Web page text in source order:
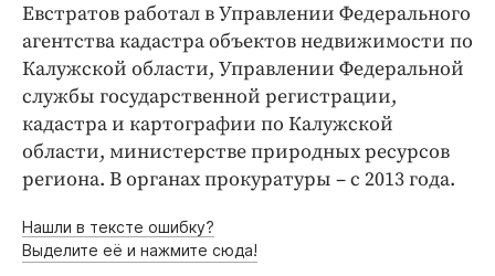
Евстратов работал в Управлении Федерального
агентства кадастра объектов недвижимости по
Калужской области, Управлении Федеральной
службы государственной регистрации,
кадастра и картографии по Калужской
области, министерстве природных ресурсов
региона. В органах прокуратуры – с 2013 года.
Нашли в тексте ошибку?
Выделите её и нажмите сюда!